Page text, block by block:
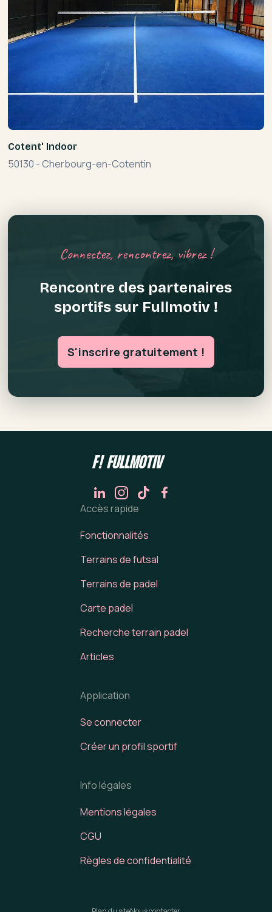
Cotent' Indoor
50130 -Cherbourg-en-Cotentin
Connectez, rencontrez, vibrez !
Rencontre des partenaires
sportifs sur Fullmotiv !
S'inscrire gratuitement !
Accès rapide
Fonctionnalités
Terrains de futsal
Terrains de padel
Carte padel
Recherche terrain padel
Articles
Application
Se connecter
Créer un profil sportif
Info légales
Mentions légales
CGU
Règles de confidentialité